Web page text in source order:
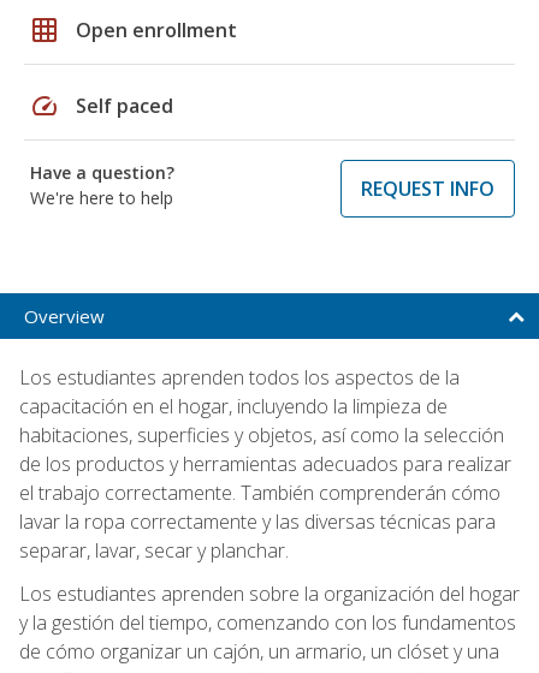
grid_on Open enrollment
speed Self paced
Have a question?
We're here to help
REQUEST INFO
Overview
Los estudiantes aprenden todos los aspectos de la
capacitación en el hogar, incluyendo la limpieza de
habitaciones, superficies y objetos, así como la selección
de los productos y herramientas adecuados para realizar
el trabajo correctamente. También comprenderán cómo
lavar la ropa correctamente y las diversas técnicas para
separar, lavar, secar y planchar.
Los estudiantes aprenden sobre la organización del hogar
y la gestión del tiempo, comenzando con los fundamentos
de cómo organizar un cajón, un armario, un clóset y una